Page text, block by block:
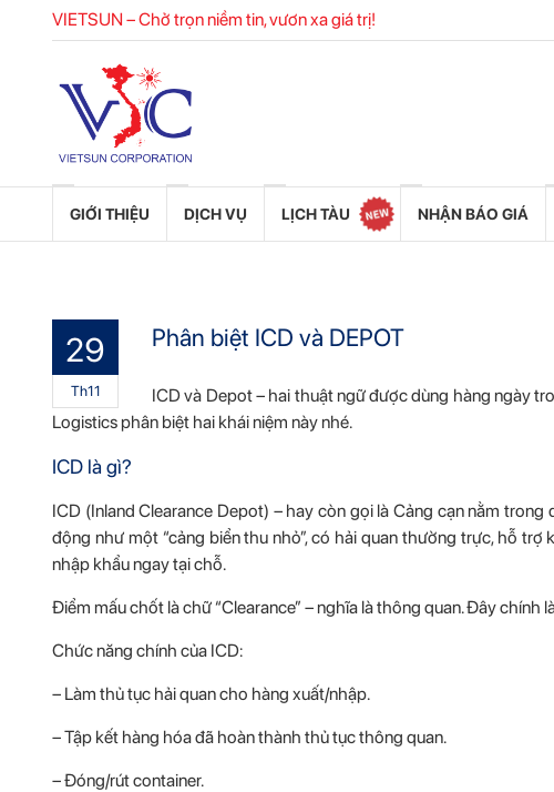
VIETSUN – Chở trọn niềm tin, vươn xa giá trị!
GIỚI THIỆU DỊCH VỤ LỊCH TÀU NHẬN BÁO GIÁ
29
Th11
Phân biệt ICD và DEPOT
ICD và Depot – hai thuật ngữ được dùng hàng ngày
Logistics phân biệt hai khái niệm này nhé.
ICD là gì?
ICD (Inland Clearance Depot) – hay còn gọi là Cảng cạn nằm
động như một “cảng biển thu nhỏ”, có hải quan thường trực, hỗ
nhập khẩu ngay tại chỗ.
Điểm mấu chốt là chữ “Clearance” – nghĩa là thông quan. Đây chính
Chức năng chính của ICD:
– Làm thủ tục hải quan cho hàng xuất/nhập.
– Tập kết hàng hóa đã hoàn thành thủ tục thông quan.
– Đóng/rút container.